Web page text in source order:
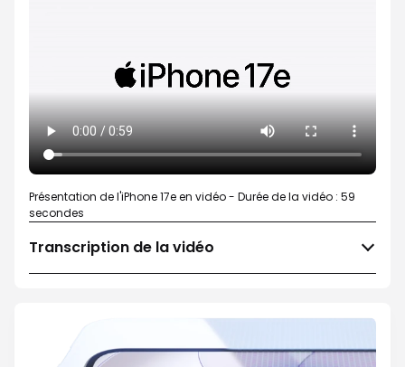
Présentation de l'iPhone 17e en vidéo - Durée de la vidéo : 59
secondes
Transcription de la vidéo